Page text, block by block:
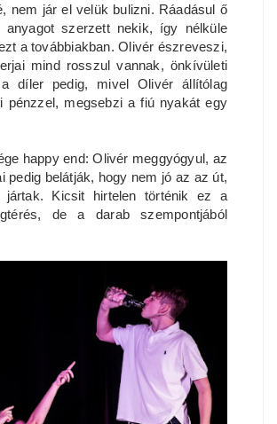
nem jár el velük bulizni. Ráadásul ő
szerzett nekik, így nélküle
a továbbiakban. Olivér észreveszi,
mind rosszul vannak, önkívületi
a díler pedig, mivel Olivér állítólag
pénzzel, megsebzi a fiú nyakát egy
happy end: Olivér meggyógyul, az
pedig belátják, hogy nem jó az az út,
jártak. Kicsit hirtelen történik ez a
de a darab szempontjából